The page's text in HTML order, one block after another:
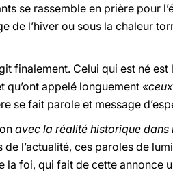
se rassemble en prière pour
de l’hiver ou sous la chaleur
finalement. Celui qui est né est
qu’ont appelé longuement
se fait parole et message
avec la réalité historique dans
l’actualité, ces paroles de
la foi, qui fait de cette annonce